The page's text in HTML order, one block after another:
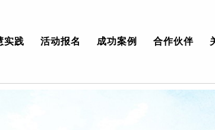
实践 活动报名 成功案例 合作伙伴